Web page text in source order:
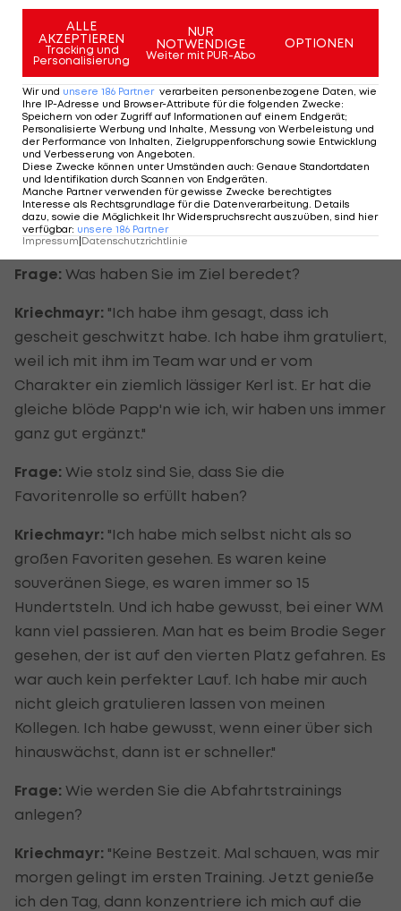
geworden ist, da habe ich sehr geschwitzt. Ich
möchte schon erwähnen, dass ich mich irrsinnig
für Romed freue. Er war oft, wie er noch für
Österreich gefahren ist, der Buhmann der Nation.
Er hat so viel Kritik abgekriegt, oft nicht zurecht. Er
hat oft über Social Media ziemlich Kritik
einstecken müssen, dabei war viel Kritik, die
ziemlich tief war. Dass er das jetzt erreicht hat, ist
für ihn eine große Genugtuung. Da möchte ich den
Hut ziehen."
Frage: Was haben Sie im Ziel beredet?
Kriechmayr: "Ich habe ihm gesagt, dass ich
gescheit geschwitzt habe. Ich habe ihm gratuliert,
weil ich mit ihm im Team war und er vom
Charakter ein ziemlich lässiger Kerl ist. Er hat die
gleiche blöde Papp'n wie ich, wir haben uns immer
ganz gut ergänzt."
Frage: Wie stolz sind Sie, dass Sie die
Favoritenrolle so erfüllt haben?
Kriechmayr: "Ich habe mich selbst nicht als so
großen Favoriten gesehen. Es waren keine
souveränen Siege, es waren immer so 15
Hundertsteln. Und ich habe gewusst, bei einer WM
kann viel passieren. Man hat es beim Brodie Seger
gesehen, der ist auf den vierten Platz gefahren. Es
war auch kein perfekter Lauf. Ich habe mir auch
nicht gleich gratulieren lassen von meinen
Kollegen. Ich habe gewusst, wenn einer über sich
hinauswächst, dann ist er schneller."
Frage: Wie werden Sie die Abfahrtstrainings
anlegen?
Kriechmayr: "Keine Bestzeit. Mal schauen, was mir
morgen gelingt im ersten Training. Jetzt genieße
ich den Tag, dann konzentriere ich mich auf die
ALLE
AKZEPTIEREN
Tracking und
Personalisierung
NUR
NOTWENDIGE
Weiter mit PUR-Abo
OPTIONEN
Wir und unsere 186 Partner verarbeiten personenbezogene Daten, wie
Ihre IP-Adresse und Browser-Attribute für die folgenden Zwecke:
Speichern von oder Zugriff auf Informationen auf einem Endgerät;
Personalisierte Werbung und Inhalte, Messung von Werbeleistung und
der Performance von Inhalten, Zielgruppenforschung sowie Entwicklung
und Verbesserung von Angeboten
Diese Zwecke können unter Umständen auch: Genaue Standortdaten
und Identifikation durch Scannen von Endgeräten
Manche Partner verwenden für gewisse Zwecke berechtigtes
Interesse als Rechtsgrundlage für die Datenverarbeitung. Details
dazu, sowie die Möglichkeit Ihr Widerspruchsrecht auszuüben, sind hier
verfügbar: unsere 186 Partner
Impressum|Datenschutzrichtlinie